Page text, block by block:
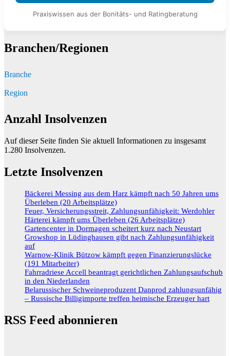
Praxiswissen aus der Bonitäts- und Ratingberatung
Branchen/Regionen
Branche
Region
Anzahl Insolvenzen
Auf dieser Seite finden Sie aktuell Informationen zu insgesamt
1.280 Insolvenzen.
Letzte Insolvenzen
Bäckerei Messing aus dem Harz kämpft nach 50 Jahren ums
Überleben (20 Arbeitsplätze)
Feuer, Versicherungsstreit, Zahlungsunfähigkeit: Werdohler
Härterei kämpft ums Überleben (26 Arbeitsplätze)
Gartencenter in Dormagen scheitert kurz nach Neustart
Growshop in Lüdinghausen gibt nach Zahlungsunfähigkeit
auf
Warnow-Klinik Bützow kämpft gegen Finanzierungslücke
(191 Mitarbeiter)
Fahrradriese Accell beantragt gerichtlichen Zahlungsaufschub
in den Niederlanden
Belarussischer Schweineproduzent Danprod zahlungsunfähig
– Russische Billigimporte treffen heimische Erzeuger hart
RSS Feed abonnieren